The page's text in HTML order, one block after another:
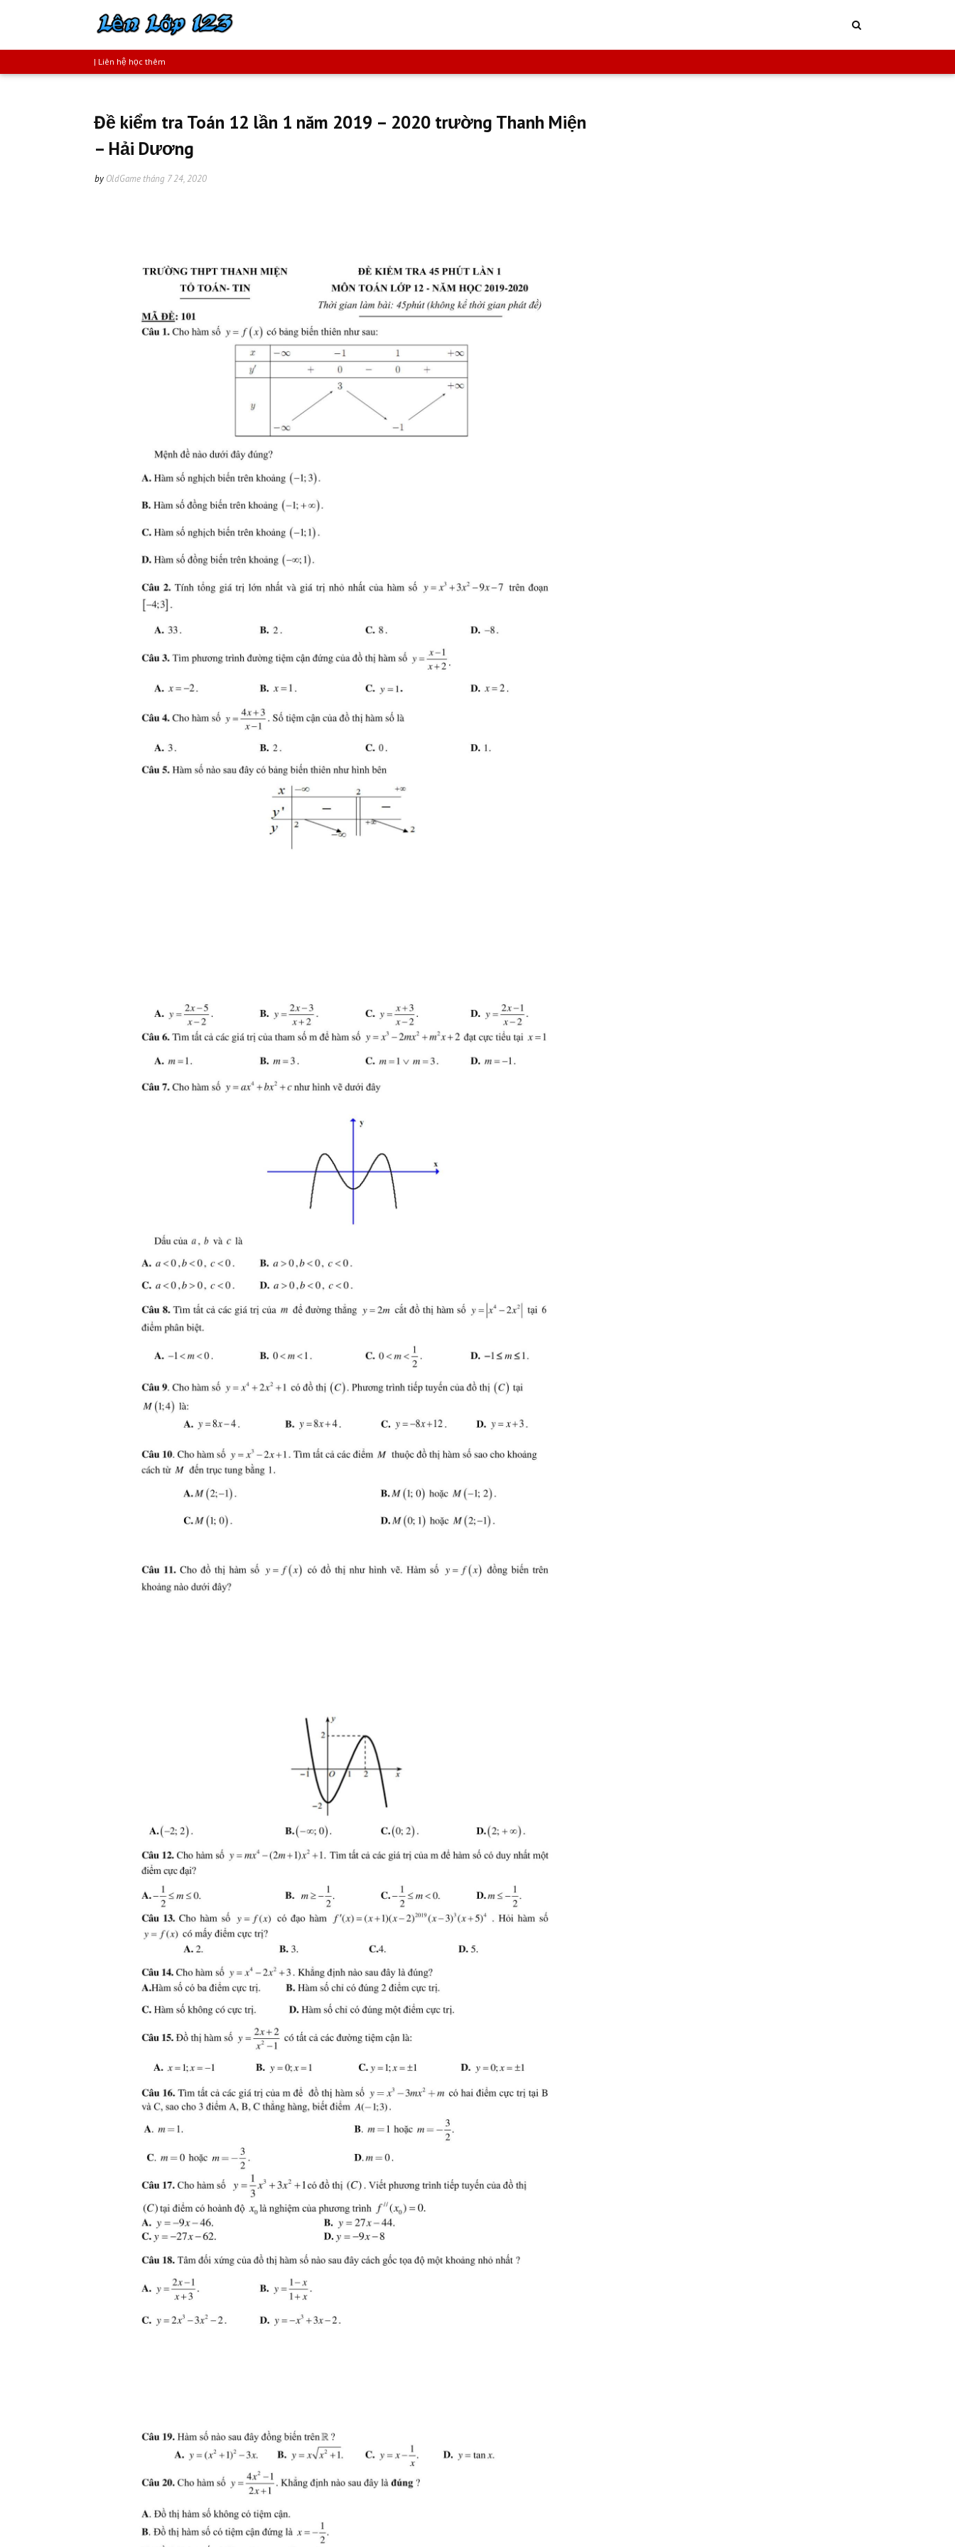
| Liên hệ học thêm
Đề kiểm tra Toán 12 lần 1 năm 2019 – 2020 trường Thanh Miện
– Hải Dương
by OldGame tháng 7 24, 2020